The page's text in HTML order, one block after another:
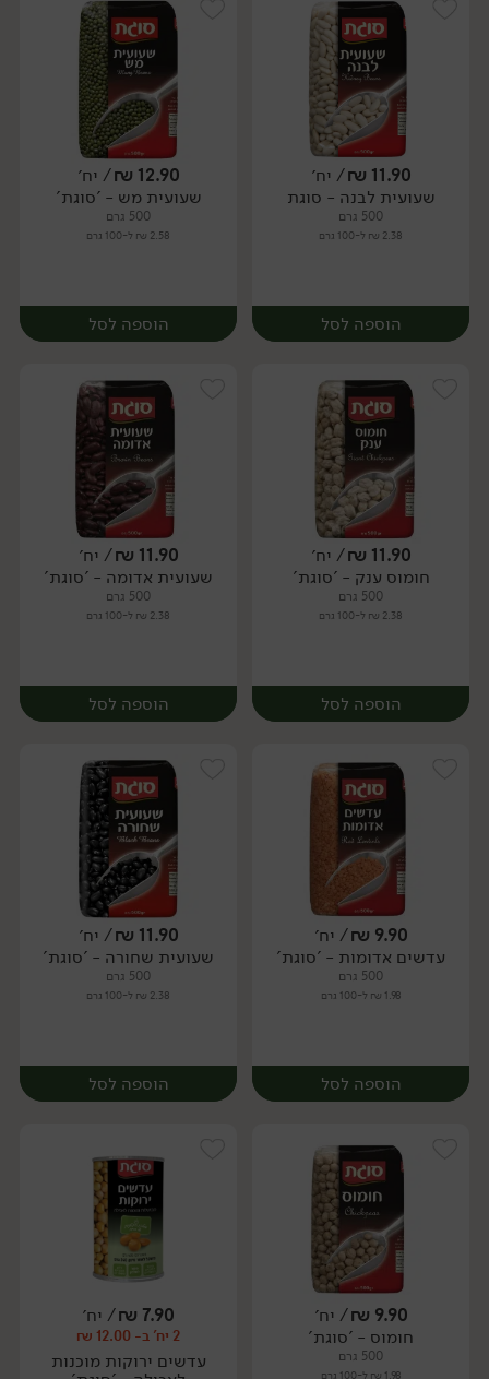
יח׳ יח׳
11.90
₪/ יח׳
שעועית לבנה - סוגת
500 גרם
2.38 ₪ ל-100 גרם
הוספה לסל
יח׳
12.90
₪/ יח׳
שעועית מש - 'סוגת'
500 גרם
2.58 ₪ ל-100 גרם
הוספה לסל
יח׳
11.90
₪/ יח׳
חומוס ענק - 'סוגת'
500 גרם
2.38 ₪ ל-100 גרם
הוספה לסל
יח׳
11.90
₪/ יח׳
שעועית אדומה - 'סוגת'
500 גרם
2.38 ₪ ל-100 גרם
הוספה לסל
יח׳
9.90
₪/ יח׳
עדשים אדומות - 'סוגת'
500 גרם
1.98 ₪ ל-100 גרם
הוספה לסל
יח׳
11.90
₪/ יח׳
שעועית שחורה - 'סוגת'
500 גרם
2.38 ₪ ל-100 גרם
הוספה לסל
יח׳
9.90
₪/ יח׳
חומוס - 'סוגת'
500 גרם
1.98 ₪ ל-100 גרם
7.90
₪/ יח׳
2 יח' ב- 12.00 ₪
עדשים ירוקות מוכנות